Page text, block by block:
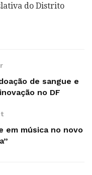
do Distrito
de sangue e
no DF
em música no novo